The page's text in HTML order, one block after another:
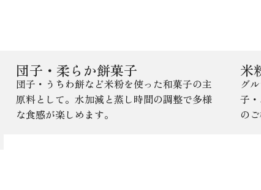
団子・柔らか餅菓子
団子・うちわ餅など米粉を使った和菓子の主
原料として。水加減と蒸し時間の調整で多様
な食感が楽しめます。
米
グ
子
の